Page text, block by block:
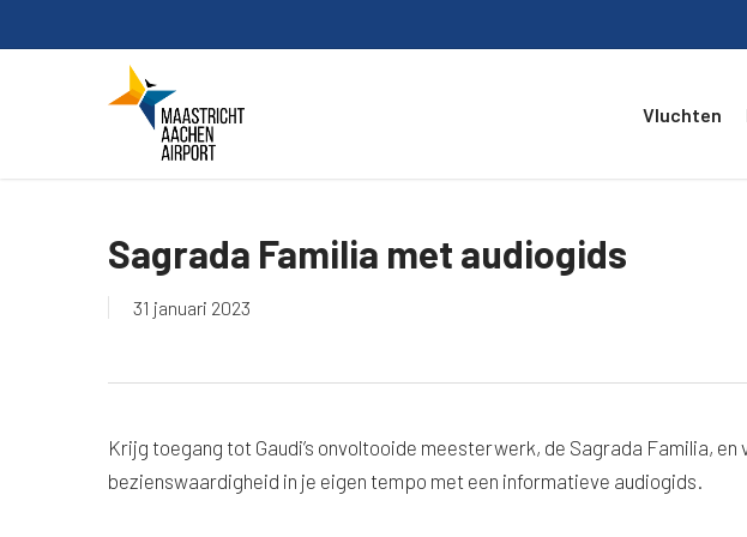
to
Vluchten
Sagrada Familia met audiogids
31 januari 2023
Krijg toegang tot Gaudi’s onvoltooide meesterwerk, de Sagrada Familia, en
bezienswaardigheid in je eigen tempo met een informatieve audiogids.